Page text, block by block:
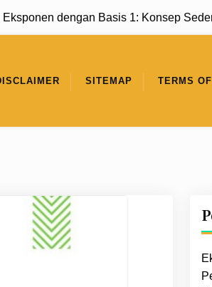
dengan Basis 1: Konsep Sederhana
SITEMAP TERMS